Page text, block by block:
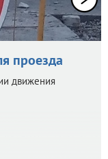
проезда
движения